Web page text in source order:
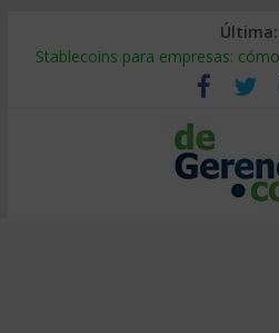
Última:
Stablecoins para empresas:
Despido silencioso: qué es y por
IA en selección de personal:
Trabajo forzoso en la cadena de
Mercado hispano de EE. UU.: